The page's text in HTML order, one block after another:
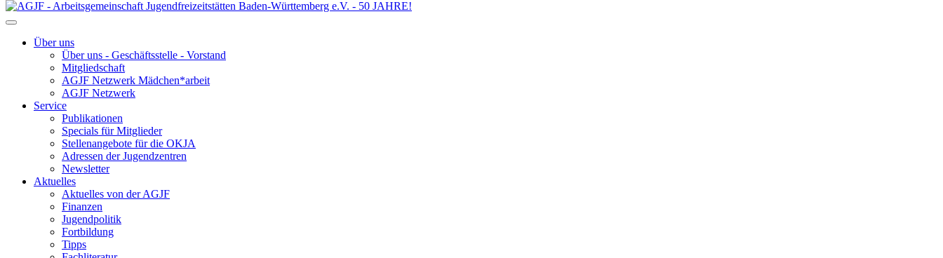
Über uns
Über uns - Geschäftsstelle - Vorstand
Mitgliedschaft
AGJF Netzwerk Mädchen*arbeit
AGJF Netzwerk
Service
Publikationen
Specials für Mitglieder
Stellenangebote für die OKJA
Adressen der Jugendzentren
Newsletter
Aktuelles
Aktuelles von der AGJF
Finanzen
Jugendpolitik
Fortbildung
Tipps